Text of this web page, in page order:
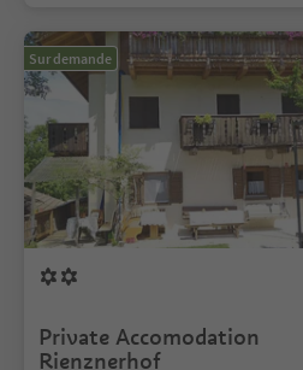
Sur demande
Private Accomodation
Rienznerhof